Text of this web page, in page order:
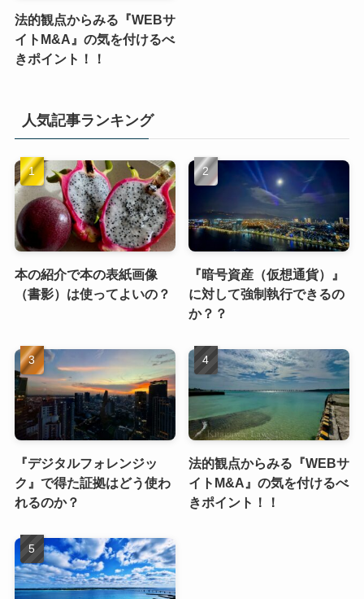
法的観点からみる『WEBサ
イトM&A』の気を付けるべ
きポイント！！
人気記事ランキング
本の紹介で本の表紙画像
（書影）は使ってよいの？
『暗号資産（仮想通貨）』
に対して強制執行できるの
か？？
『デジタルフォレンジッ
ク』で得た証拠はどう使わ
れるのか？
法的観点からみる『WEBサ
イトM&A』の気を付けるべ
きポイント！！